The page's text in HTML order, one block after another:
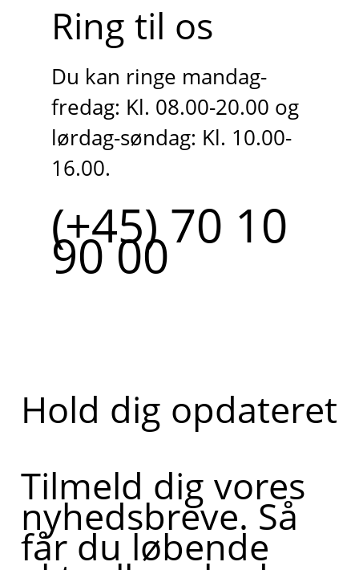
Ring til os
Du kan ringe mandag-
fredag: Kl. 08.00-20.00 og
lørdag-søndag: Kl. 10.00-
16.00.
(+45) 70 10
90 00
Hold dig opdateret
Tilmeld dig vores
nyhedsbreve. Så
får du løbende